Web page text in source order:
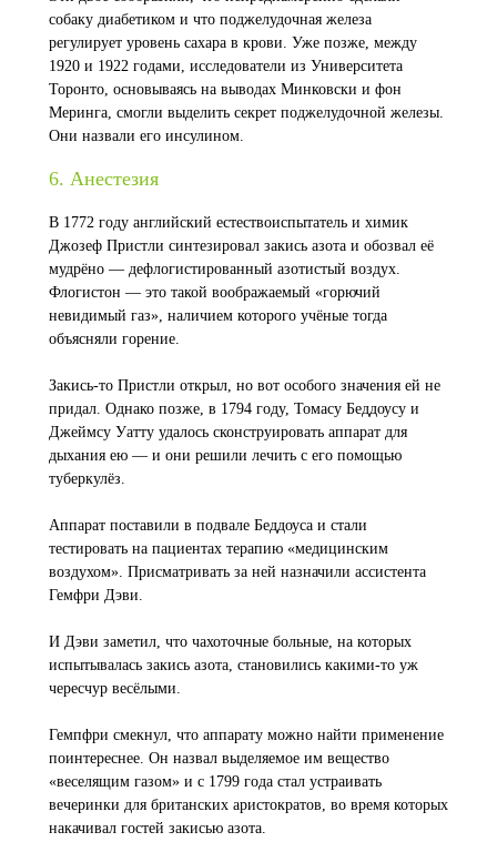
собаку диабетиком и что поджелудочная железа
регулирует уровень сахара в крови. Уже позже, между
1920 и 1922 годами, исследователи из Университета
Торонто, основываясь на выводах Минковски и фон
Меринга, смогли выделить секрет поджелудочной железы.
Они назвали его инсулином.
6. Анестезия
В 1772 году английский естествоиспытатель и химик
Джозеф Пристли синтезировал закись азота и обозвал её
мудрёно — дефлогистированный азотистый воздух.
Флогистон — это такой воображаемый «горючий
невидимый газ», наличием которого учёные тогда
объясняли горение.
Закись-то Пристли открыл, но вот особого значения ей не
придал. Однако позже, в 1794 году, Томасу Беддоусу и
Джеймсу Уатту удалось сконструировать аппарат для
дыхания ею — и они решили лечить с его помощью
туберкулёз.
Аппарат поставили в подвале Беддоуса и стали
тестировать на пациентах терапию «медицинским
воздухом». Присматривать за ней назначили ассистента
Гемфри Дэви.
И Дэви заметил, что чахоточные больные, на которых
испытывалась закись азота, становились какими-то уж
чересчур весёлыми.
Гемпфри смекнул, что аппарату можно найти применение
поинтереснее. Он назвал выделяемое им вещество
«веселящим газом» и с 1799 года стал устраивать
вечеринки для британских аристократов, во время которых
накачивал гостей закисью азота.